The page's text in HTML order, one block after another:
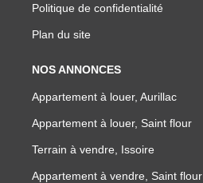
Politique de confidentialité
Plan du site
NOS ANNONCES
Appartement à louer, Aurillac
Appartement à louer, Saint flour
Terrain à vendre, Issoire
Appartement à vendre, Saint flour